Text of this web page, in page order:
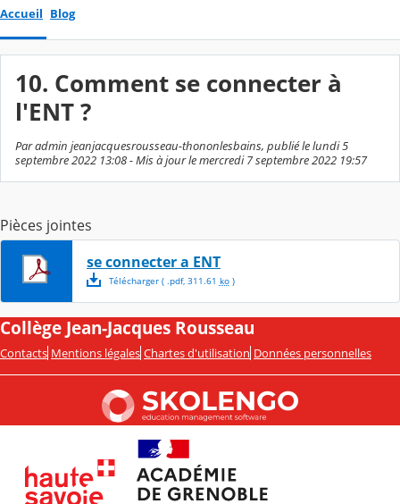
Accueil Blog
10. Comment se connecter à
l'ENT ?
Par admin jeanjacquesrousseau-thononlesbains, publié le lundi 5
septembre 2022 13:08 - Mis à jour le mercredi 7 septembre 2022 19:57
Pièces jointes
se connecter a ENT
Télécharger( .pdf, 311.61 ko)
Collège Jean-Jacques Rousseau
Contacts Mentions légales Chartes d'utilisation Données personnelles